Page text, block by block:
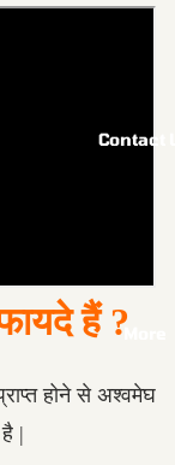
Contact
हैं ?
होने से अश्वमेघ
|